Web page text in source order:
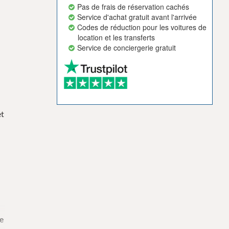
Pas de frais de réservation cachés
Service d'achat gratuit avant l'arrivée
Codes de réduction pour les voitures de
location et les transferts
Service de conciergerie gratuit